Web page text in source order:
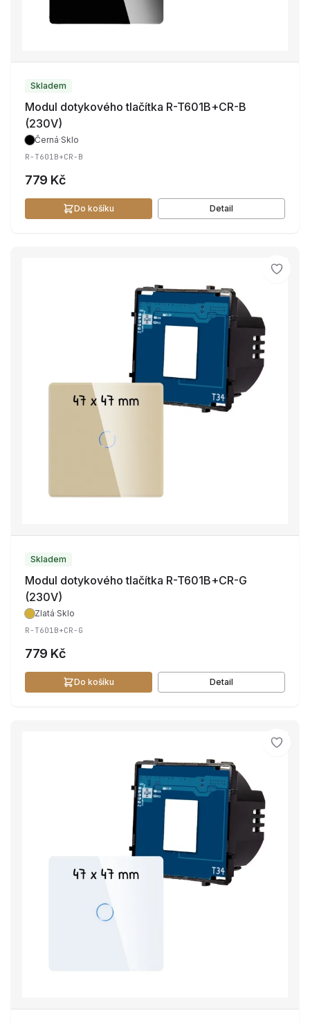
Skladem
Modul dotykového tlačítka R-T601B+CR-B
(230V)
Černá·Sklo
R-T601B+CR-B
779 Kč
Do košíku Detail
Skladem
Modul dotykového tlačítka R-T601B+CR-G
(230V)
Zlatá·Sklo
R-T601B+CR-G
779 Kč
Do košíku Detail